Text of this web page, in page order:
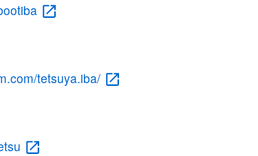
tetsuya.iba/